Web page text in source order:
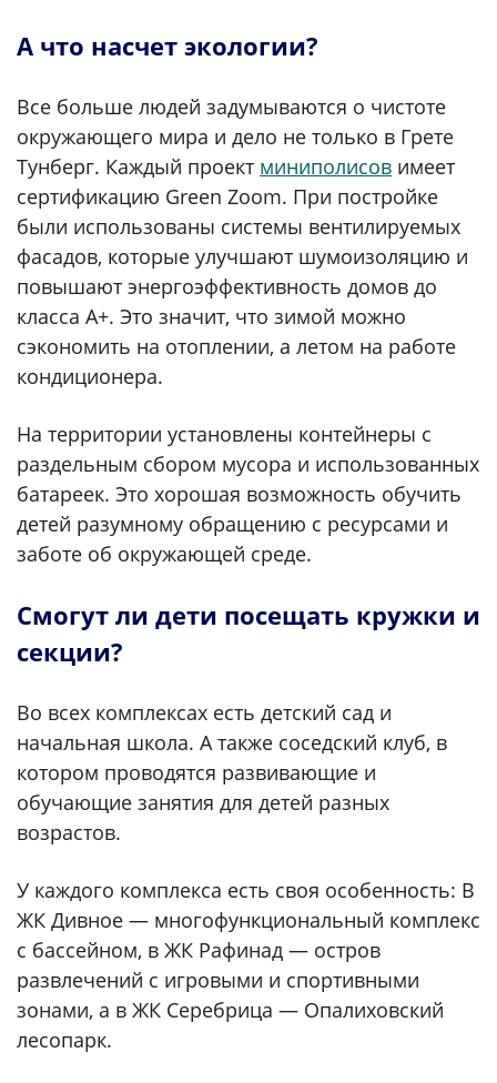
А что насчет экологии?
Все больше людей задумываются о чистоте
окружающего мира и дело не только в Грете
Тунберг. Каждый проект миниполисов имеет
сертификацию Green Zoom. При постройке
были использованы системы вентилируемых
фасадов, которые улучшают шумоизоляцию и
повышают энергоэффективность домов до
класса А+. Это значит, что зимой можно
сэкономить на отоплении, а летом на работе
кондиционера.
На территории установлены контейнеры с
раздельным сбором мусора и использованных
батареек. Это хорошая возможность обучить
детей разумному обращению с ресурсами и
заботе об окружающей среде.
Смогут ли дети посещать кружки и
секции?
Во всех комплексах есть детский сад и
начальная школа. А также соседский клуб, в
котором проводятся развивающие и
обучающие занятия для детей разных
возрастов.
У каждого комплекса есть своя особенность: В
ЖК Дивное — многофункциональный комплекс
с бассейном, в ЖК Рафинад — остров
развлечений с игровыми и спортивными
зонами, а в ЖК Серебрица — Опалиховский
лесопарк.